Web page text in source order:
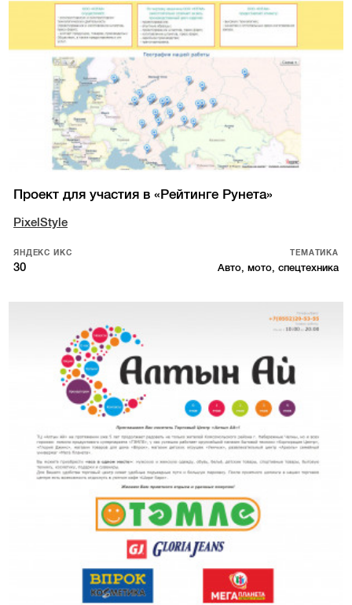
Проект для участия в «Рейтинге Рунета»
PixelStyle
ЯНДЕКС ИКС
30
ТЕМАТИКА
Авто, мото, спецтехника